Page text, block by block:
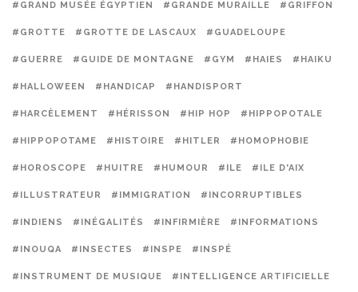
#GRAND MUSÉE ÉGYPTIEN #GRANDE MURAILLE #GRIFFON
#GROTTE #GROTTE DE LASCAUX #GUADELOUPE
#GUERRE #GUIDE DE MONTAGNE #GYM #HAIES #HAIKU
#HALLOWEEN #HANDICAP #HANDISPORT
#HARCÈLEMENT #HÉRISSON #HIP HOP #HIPPOPOTALE
#HIPPOPOTAME #HISTOIRE #HITLER #HOMOPHOBIE
#HOROSCOPE #HUITRE #HUMOUR #ILE #ILE D'AIX
#ILLUSTRATEUR #IMMIGRATION #INCORRUPTIBLES
#INDIENS #INÉGALITÉS #INFIRMIÈRE #INFORMATIONS
#INOUQA #INSECTES #INSPE #INSPÉ
#INSTRUMENT DE MUSIQUE #INTELLIGENCE ARTIFICIELLE